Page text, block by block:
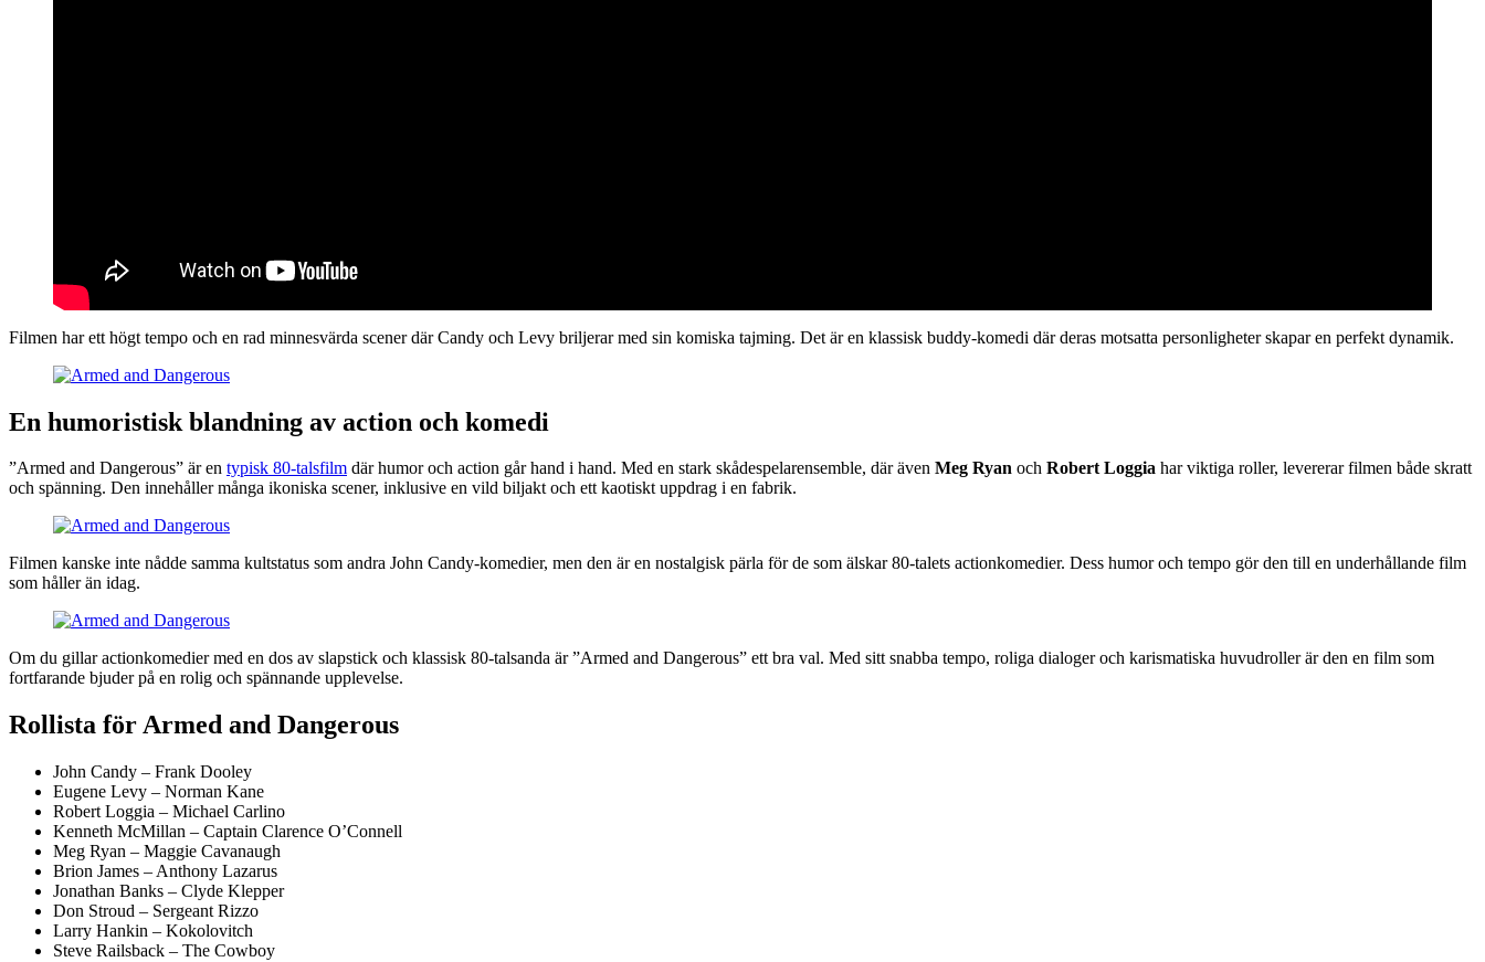
Filmen har ett högt tempo och en rad minnesvärda scener där Candy och Levy briljerar med sin komiska tajming. Det är en klassisk buddy-komedi där deras motsatta personligheter skapar en perfekt dynamik.
En humoristisk blandning av action och komedi
”Armed and Dangerous” är en typisk 80-talsfilm där humor och action går hand i hand. Med en stark skådespelarensemble, där även Meg Ryan och Robert Loggia har viktiga roller, levererar filmen både skratt
och spänning. Den innehåller många ikoniska scener, inklusive en vild biljakt och ett kaotiskt uppdrag i en fabrik.
Filmen kanske inte nådde samma kultstatus som andra John Candy-komedier, men den är en nostalgisk pärla för de som älskar 80-talets actionkomedier. Dess humor och tempo gör den till en underhållande film
som håller än idag.
Om du gillar actionkomedier med en dos av slapstick och klassisk 80-talsanda är ”Armed and Dangerous” ett bra val. Med sitt snabba tempo, roliga dialoger och karismatiska huvudroller är den en film som
fortfarande bjuder på en rolig och spännande upplevelse.
Rollista för Armed and Dangerous
John Candy – Frank Dooley
Eugene Levy – Norman Kane
Robert Loggia – Michael Carlino
Kenneth McMillan – Captain Clarence O’Connell
Meg Ryan – Maggie Cavanaugh
Brion James – Anthony Lazarus
Jonathan Banks – Clyde Klepper
Don Stroud – Sergeant Rizzo
Larry Hankin – Kokolovitch
Steve Railsback – The Cowboy